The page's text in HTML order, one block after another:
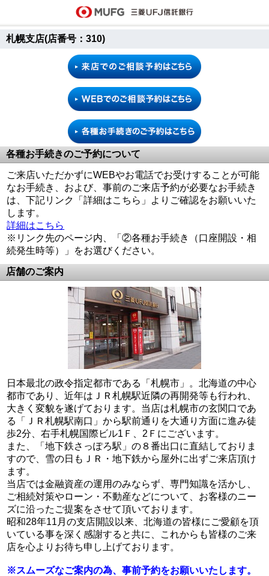
札幌支店(店番号：310)
各種お手続きのご予約について
ご来店いただかずにWEBやお電話でお受けすることが可能
なお手続き、および、事前のご来店予約が必要なお手続き
は、下記リンク「詳細はこちら」よりご確認をお願いいた
します。
詳細はこちら
※リンク先のページ内、「②各種お手続き（口座開設・相
続発生時等）」をお選びください。
店舗のご案内
日本最北の政令指定都市である「札幌市」。北海道の中心
都市であり、近年はＪＲ札幌駅近隣の再開発等も行われ、
大きく変貌を遂げております。当店は札幌市の玄関口であ
る「ＪＲ札幌駅南口」から駅前通りを大通り方面に進み徒
歩2分、右手札幌国際ビル1Ｆ、2Ｆにございます。
また、「地下鉄さっぽろ駅」の８番出口に直結しておりま
すので、雪の日もＪＲ・地下鉄から屋外に出ずご来店頂け
ます。
当店では金融資産の運用のみならず、専門知識を活かし、
ご相続対策やローン・不動産などについて、お客様のニー
ズに沿ったご提案をさせて頂いております。
昭和28年11月の支店開設以来、北海道の皆様にご愛顧を頂
いている事を深く感謝すると共に、これからも皆様のご来
店を心よりお待ち申し上げております。
※スムーズなご案内の為、事前予約をお願いいたします。